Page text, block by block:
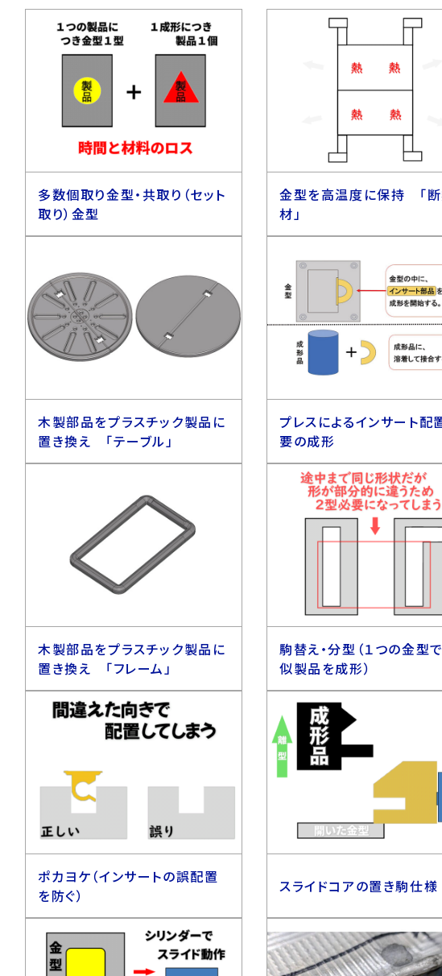
多数個取り金型・共取り（セット
取り）金型
金型を高温度に保持 「
材」
木製部品をプラスチック製品に
置き換え 「テーブル」
プレスによるインサート配
要の成形
木製部品をプラスチック製品に
置き換え 「フレーム」
駒替え・分型（１つの金型
似製品を成形）
ポカヨケ（インサートの誤配置
を防ぐ）
スライドコアの置き駒仕様